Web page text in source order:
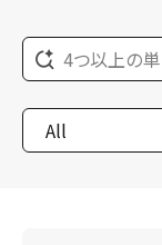
4つ以上の
All